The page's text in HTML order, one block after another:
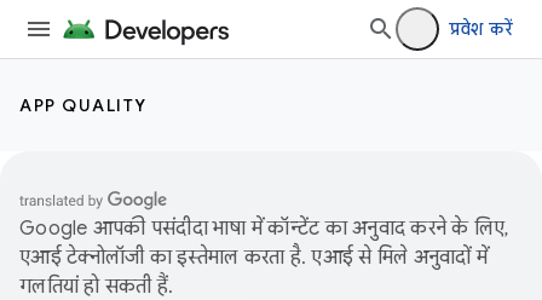
प्रवेश करें
APP QUALITY
Google आपकी पसंदीदा भाषा में कॉन्टेंट का अनुवाद करने के लिए,
एआई टेक्नोलॉजी का इस्तेमाल करता है. एआई से मिले अनुवादों में
गलतियां हो सकती हैं.